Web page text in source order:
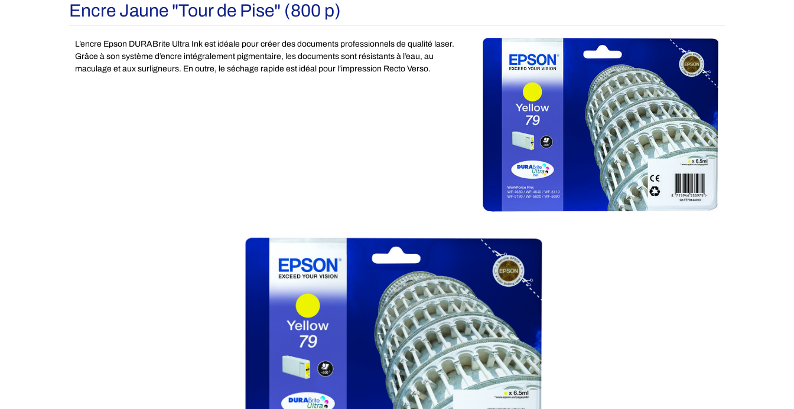
Encre Jaune "Tour de Pise" (800 p)
L’encre Epson DURABrite Ultra Ink est idéale pour créer des documents professionnels de qualité laser.
Grâce à son système d’encre intégralement pigmentaire, les documents sont résistants à l’eau, au
maculage et aux surligneurs. En outre, le séchage rapide est idéal pour l’impression Recto Verso.